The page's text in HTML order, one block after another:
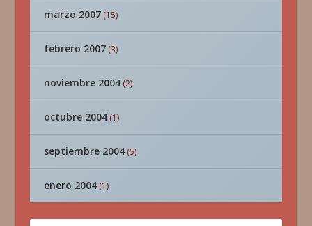
marzo 2007(15)
febrero 2007(3)
noviembre 2004(2)
octubre 2004(1)
septiembre 2004(5)
enero 2004(1)